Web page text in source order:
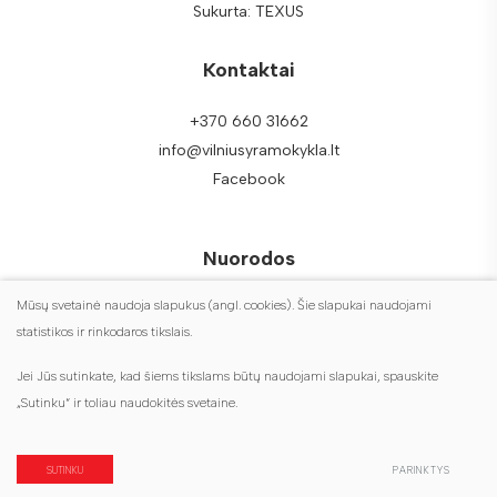
Sukurta: TEXUS
Kontaktai
+370 660 31662
info@vilniusyramokykla.lt
Facebook
Nuorodos
DUK
Duomenų apsauga
Turite klausimų?
Mūsų svetainė naudoja slapukus (angl. cookies). Šie slapukai naudojami
statistikos ir rinkodaros tikslais.
Jei Jūs sutinkate, kad šiems tikslams būtų naudojami slapukai, spauskite
„Sutinku“ ir toliau naudokitės svetaine.
SUTINKU PARINKTYS